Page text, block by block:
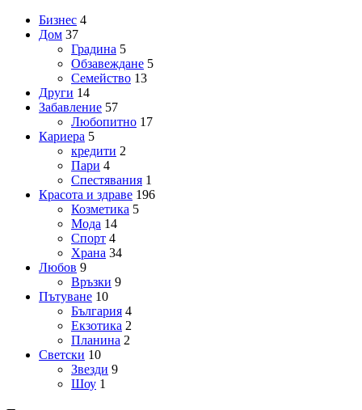
Бизнес 4
Дом 37
Градина 5
Обзавеждане 5
Семейство 13
Други 14
Забавление 57
Любопитно 17
Кариера 5
кредити 2
Пари 4
Спестявания 1
Красота и здраве 196
Козметика 5
Мода 14
Спорт 4
Храна 34
Любов 9
Връзки 9
Пътуване 10
България 4
Екзотика 2
Планина 2
Светски 10
Звезди 9
Шоу 1